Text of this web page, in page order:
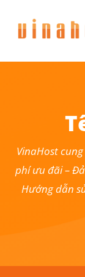
VinaHost
phí ưu đãi –
Hướng dẫn